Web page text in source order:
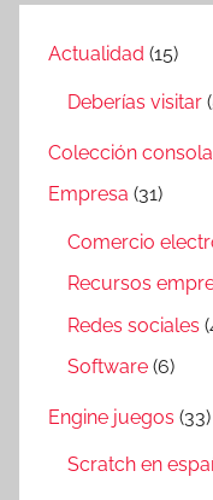
Actualidad (15)
Deberías visitar
Colección
Empresa (31)
Comercio
Recursos
Redes sociales
Software (6)
Engine juegos (33)
Scratch en